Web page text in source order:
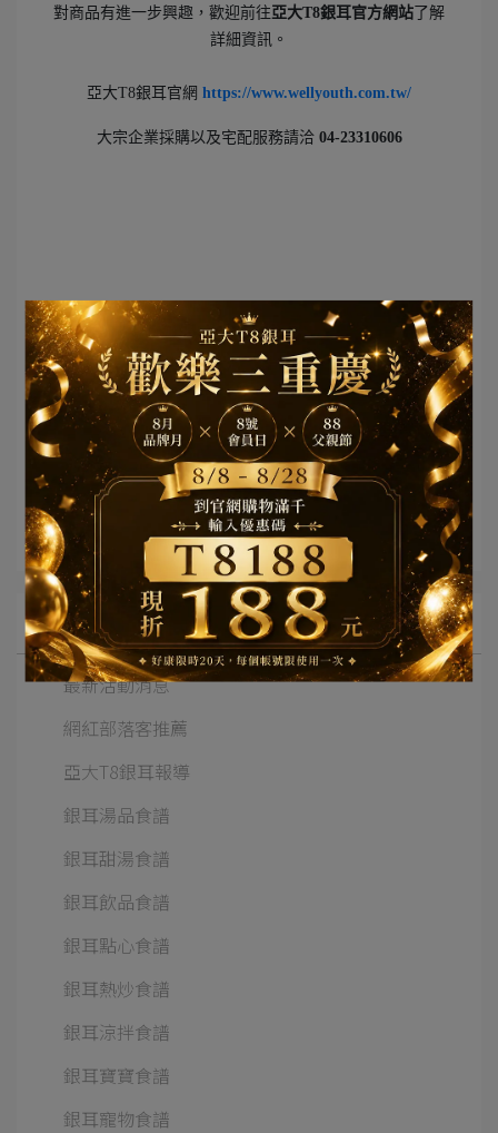
對商品有進一步興趣，歡迎前往亞大T8銀耳官方網站了解
詳細資訊。
亞大T8銀耳官網 https://www.wellyouth.com.tw/
大宗企業採購以及宅配服務請洽 04-23310606
文章分類 網紅部落客推薦
所有文章主題
最新活動消息
網紅部落客推薦
亞大T8銀耳報導
銀耳湯品食譜
銀耳甜湯食譜
銀耳飲品食譜
銀耳點心食譜
銀耳熱炒食譜
銀耳涼拌食譜
銀耳寶寶食譜
銀耳寵物食譜